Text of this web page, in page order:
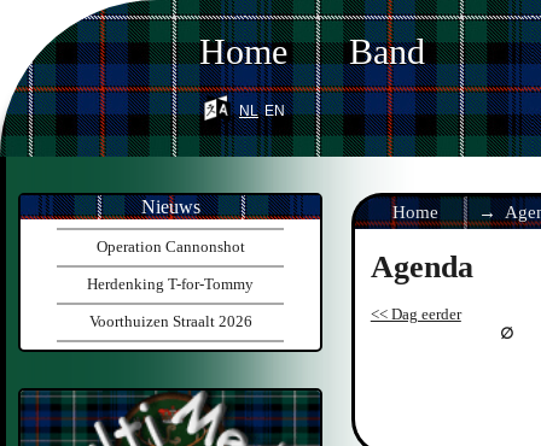
Home Band
nl en
Home
Agenda
<< Dag eerder
Nieuws
Operation Cannonshot
Herdenking T-for-Tommy
Voorthuizen Straalt 2026